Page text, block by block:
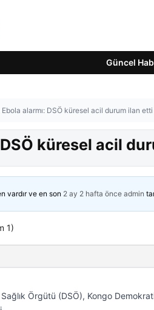
Güncel
Ebola alarmı: DSÖ küresel acil durum ilan etti
DSÖ küresel acil
vardır ve en son 2 ay 2 hafta önce admin
1)
Örgütü (DSÖ), Kongo